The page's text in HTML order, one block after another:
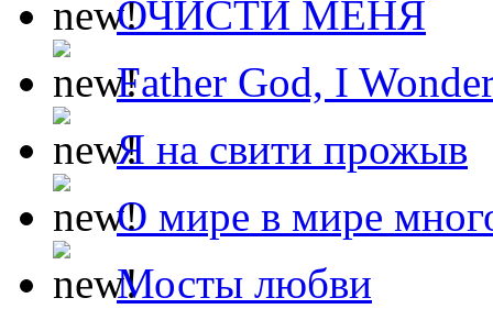
ОЧИСТИ МЕНЯ
Father God, I
Я на свити прожыв
О мире в мире
Мосты любви